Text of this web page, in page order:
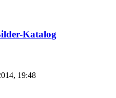
Katalog
19:48